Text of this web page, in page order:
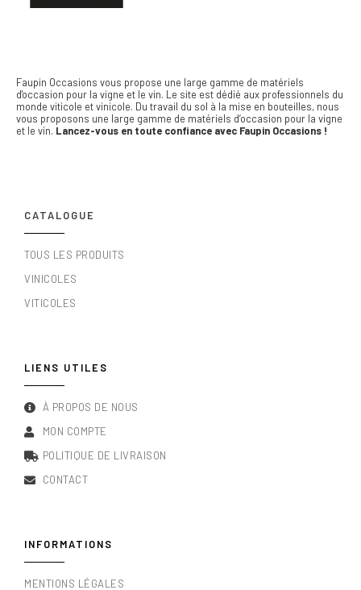
Faupin Occasions vous propose une large gamme de matériels
d'occasion pour la vigne et le vin. Le site est dédié aux professionnels du
monde viticole et vinicole. Du travail du sol à la mise en bouteilles, nous
vous proposons une large gamme de matériels d’occasion pour la vigne
et le vin. Lancez-vous en toute confiance avec Faupin Occasions !
CATALOGUE
TOUS LES PRODUITS
VINICOLES
VITICOLES
LIENS UTILES
À PROPOS DE NOUS
MON COMPTE
POLITIQUE DE LIVRAISON
CONTACT
INFORMATIONS
MENTIONS LÉGALES